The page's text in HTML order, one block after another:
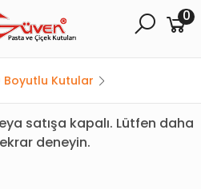
0
Boyutlu Kutular
satışa kapalı. Lütfen daha
deneyin.